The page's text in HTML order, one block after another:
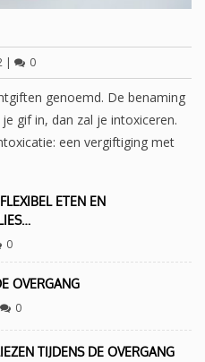
| 0
genoemd. De benaming
gif in, dan zal je intoxiceren.
een vergiftiging met
ETEN EN
0
OVERGANG
0
TIJDENS DE OVERGANG